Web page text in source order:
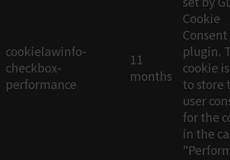
cookielawinfo-
checkbox-
performance
11
months
Cookie
Consent
plugin.
cookie
to store
user
for the
in the